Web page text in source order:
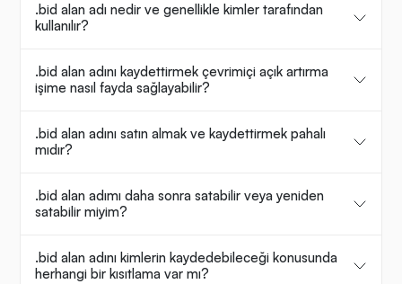
.bid alan adı nedir ve genellikle kimler tarafından
kullanılır?
.bid alan adını kaydettirmek çevrimiçi açık artırma
işime nasıl fayda sağlayabilir?
.bid alan adını satın almak ve kaydettirmek pahalı
mıdır?
.bid alan adımı daha sonra satabilir veya yeniden
satabilir miyim?
.bid alan adını kimlerin kaydedebileceği konusunda
herhangi bir kısıtlama var mı?